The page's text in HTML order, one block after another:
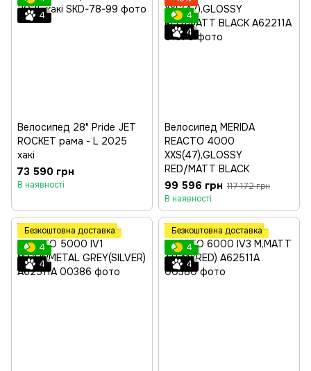
4
Велосипед 28" Pride JET
ROCKET рама - L 2025
хакі
73 590 грн
В наявності
4
4
Велосипед MERIDA
REACTO 4000
XXS(47),GLOSSY
RED/MATT BLACK
99 596 грн 117 172 грн
В наявності
Безкоштовна доставка
4
4
Безкоштовна доставка
4
4